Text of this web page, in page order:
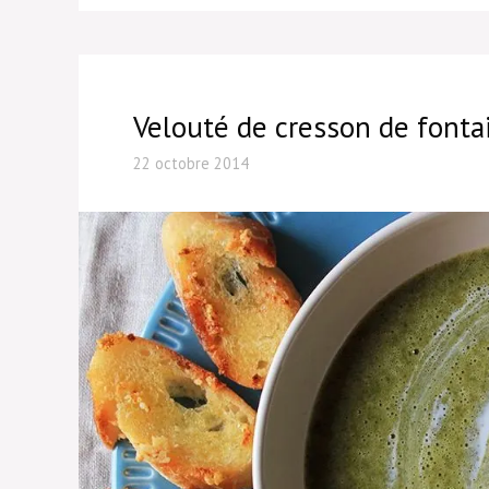
Velouté de cresson de
22 octobre 2014